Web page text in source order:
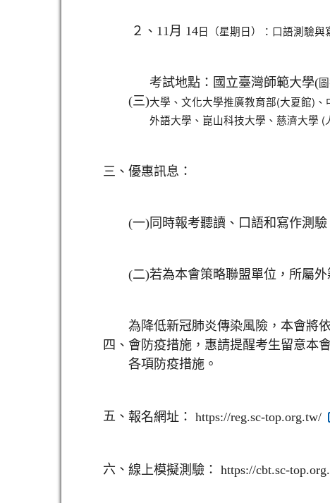
２、 11月 14日（星期日）：口語測驗與
(三)
考試地點：國立臺灣師範大學(
大學、文化大學推廣教育部(大夏館)
外語大學、崑山科技大學、慈濟大學 (
三、 優惠訊息：
(一) 同時報考聽讀、口語和寫作測
(二)若為本會策略聯盟單位，所屬
四、
為降低新冠肺炎傳染風險，本會將
會防疫措施，惠請提醒考生留意本
各項防疫措施。
五、 報名網址： https://reg.sc-top.org.tw/
六、 線上模擬測驗： https://cbt.sc-